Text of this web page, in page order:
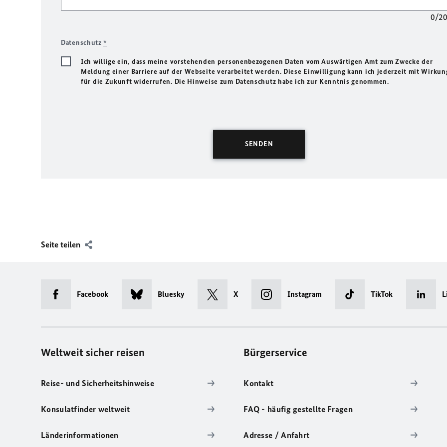
0/
Datenschutz*
Ich willige ein, dass meine vorstehenden personenbezogenen Daten vom Auswärtigen Amt zum Zwecke der
Meldung einer Barriere auf der Webseite verarbeitet werden. Diese Einwilligung kann ich jederzeit mit
für die Zukunft widerrufen. Die Hinweise zum Datenschutz habe ich zur Kenntnis genommen.
Seite teilen
Facebook Bluesky X Instagram TikTok
Weltweit sicher reisen
Reise- und Sicherheitshinweise
Konsulatfinder weltweit
Länderinformationen
Bürgerservice
Kontakt
FAQ - häufig gestellte Fragen
Adresse / Anfahrt